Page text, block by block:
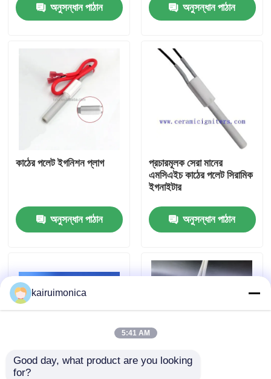
কারখানা ভ্রমণ
যোগাযোগ করুন
উদ্ধৃতির জন্য আবেদন
অনুসন্ধান পাঠান অনুসন্ধান পাঠান
কাঠের পলেট ইগনিশন প্লাগ
অনুসন্ধান পাঠান
প্রচারমূলক সেরা মানের
এমসিএইচ কাঠের পলেট সিরামিক
ইগনাইটার
অনুসন্ধান পাঠান
এবি সায়েক্স টার্বো ভি সোর্সে
kairuimonica
5:41 AM
Good day, what product are you looking
for?